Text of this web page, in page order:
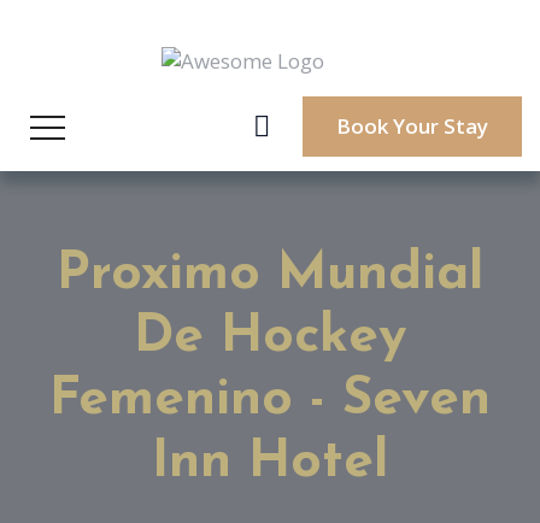
Book Your Stay
Proximo Mundial
De Hockey
Femenino - Seven
Inn Hotel